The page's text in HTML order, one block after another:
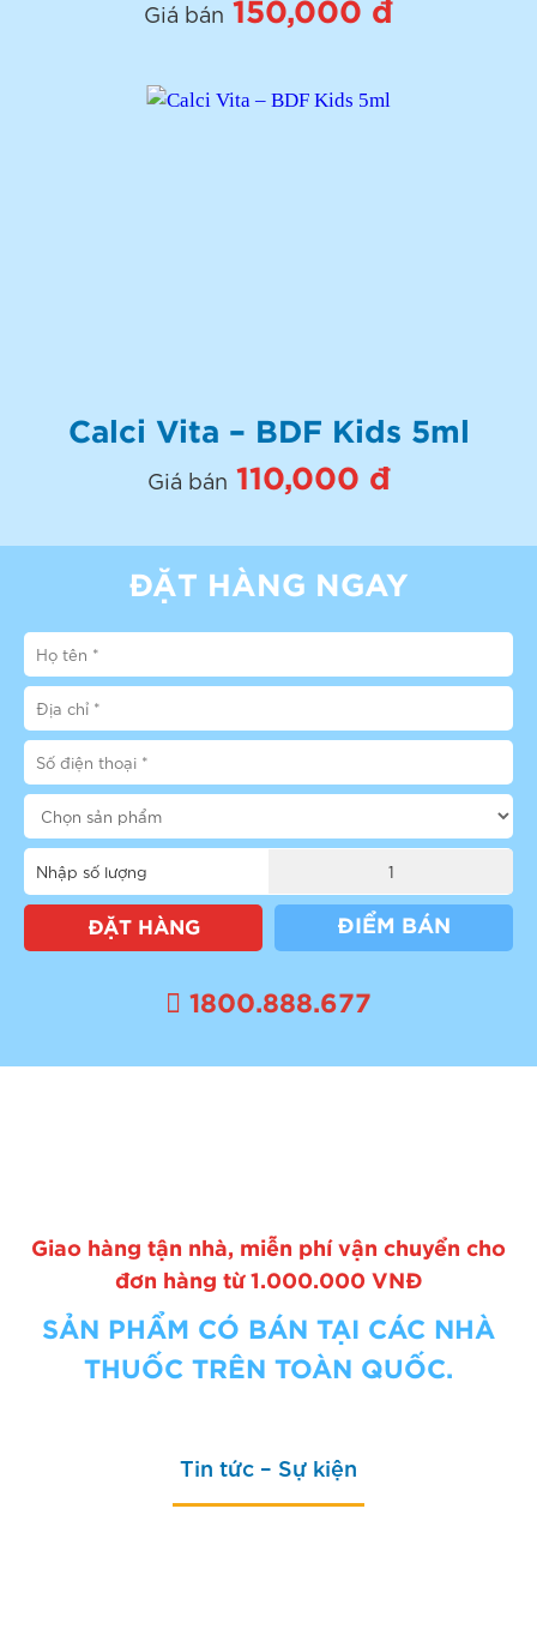
Giá bán 150,000 đ
ĐẶT HÀNG NGAY
Nhập số lượng
ĐẶT HÀNG ĐIỂM BÁN
1800.888.677
Calci Vita – BDF Kids 5ml
Giá bán 110,000 đ
Giao hàng tận nhà, miễn phí vận chuyển cho
đơn hàng từ 1.000.000 VNĐ
SẢN PHẨM CÓ BÁN TẠI CÁC NHÀ
THUỐC TRÊN TOÀN QUỐC.
Tin tức – Sự kiện